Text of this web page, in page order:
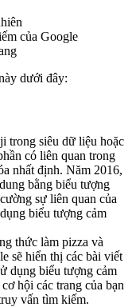
của Google
dưới đây:
trong siêu dữ liệu hoặc
có liên quan trong
nhất định. Năm 2016,
bằng biểu tượng
sự liên quan của
biểu tượng cảm
thức làm pizza và
sẽ hiển thị các bài viết
dụng biểu tượng cảm
hội các trang của bạn
vấn tìm kiếm.